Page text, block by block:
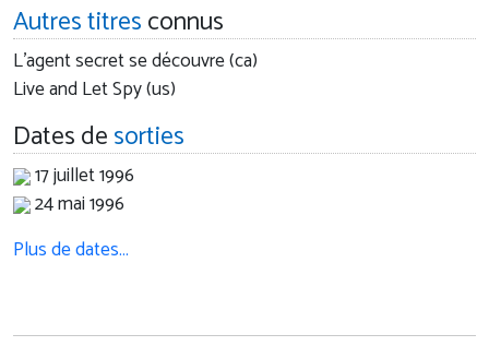
Autres titresconnus
L'agent secret se découvre (ca)
Live and Let Spy (us)
Dates desorties
17 juillet 1996
24 mai 1996
Plus de dates…